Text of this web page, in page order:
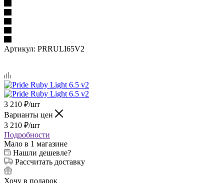
Артикул: PRRULI65V2
3 210 ₽/шт
Варианты цен
3 210 ₽/шт
Подробности
Мало в 1 магазине
Нашли дешевле?
Рассчитать доставку
Хочу в подарок